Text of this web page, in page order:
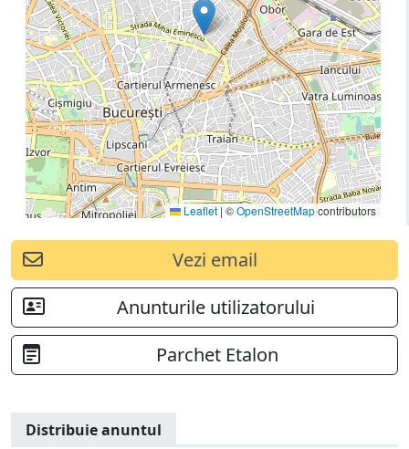
Leaflet | ©OpenStreetMapcontributors
Vezi email
Anunturile utilizatorului
Parchet Etalon
Distribuie anuntul